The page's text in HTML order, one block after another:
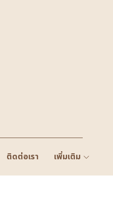
ติดต่อเรา เพิ่มเติม